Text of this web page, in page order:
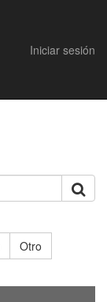
Iniciar sesión
Otro